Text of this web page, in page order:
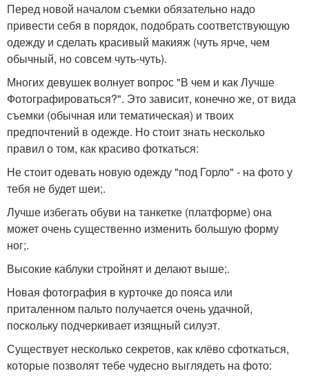
Перед новой началом съемки обязательно надо
привести себя в порядок, подобрать соответствующую
одежду и сделать красивый макияж (чуть ярче, чем
обычный, но совсем чуть-чуть).
Многих девушек волнует вопрос "В чем и как Лучше
Фотографироваться?". Это зависит, конечно же, от вида
съемки (обычная или тематическая) и твоих
предпочтений в одежде. Но стоит знать несколько
правил о том, как красиво фоткаться:
Не стоит одевать новую одежду "под Горло" - на фото у
тебя не будет шеи;.
Лучше избегать обуви на танкетке (платформе) она
может очень существенно изменить большую форму
ног;.
Высокие каблуки стройнят и делают выше;.
Новая фотография в курточке до пояса или
приталенном пальто получается очень удачной,
поскольку подчеркивает изящный силуэт.
Существует несколько секретов, как клёво сфоткаться,
которые позволят тебе чудесно выглядеть на фото: